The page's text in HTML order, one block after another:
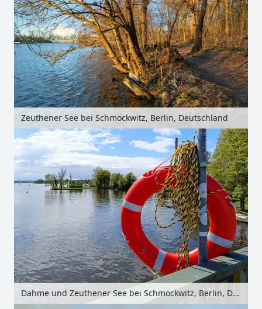
Zeuthener See bei Schmöckwitz, Berlin, Deutschland
Dahme und Zeuthener See bei Schmöckwitz, Berlin, Deutschland